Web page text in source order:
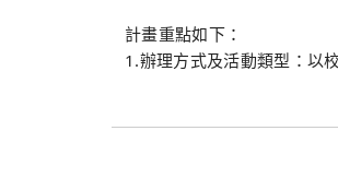
計畫重點如下：
1.辦理方式及活動類型：以